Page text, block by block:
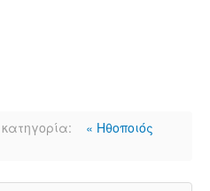
« Ηθοποιός